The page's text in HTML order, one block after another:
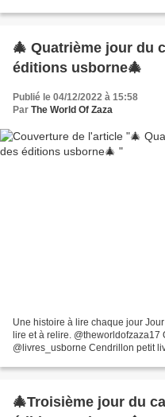
🎄 Quatrième jour du
éditions usborne🎄
Publié le 04/12/2022 à 15:58
Par The World Of Zaza
Une histoire à lire chaque jour
lire et à relire.
@livres_usborne Cendrillon petit
🎄Troisième jour du